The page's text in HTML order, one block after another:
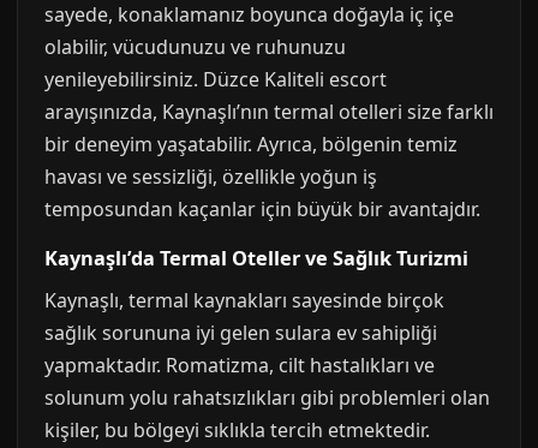
sayede, konaklamanız boyunca doğayla iç içe
olabilir, vücudunuzu ve ruhunuzu
yenileyebilirsiniz. Düzce Kaliteli escort
arayışınızda, Kaynaşlı’nın termal otelleri size farklı
bir deneyim yaşatabilir. Ayrıca, bölgenin temiz
havası ve sessizliği, özellikle yoğun iş
temposundan kaçanlar için büyük bir avantajdır.
Kaynaşlı’da Termal Oteller ve Sağlık Turizmi
Kaynaşlı, termal kaynakları sayesinde birçok
sağlık sorununa iyi gelen sulara ev sahipliği
yapmaktadır. Romatizma, cilt hastalıkları ve
solunum yolu rahatsızlıkları gibi problemleri olan
kişiler, bu bölgeyi sıklıkla tercih etmektedir.